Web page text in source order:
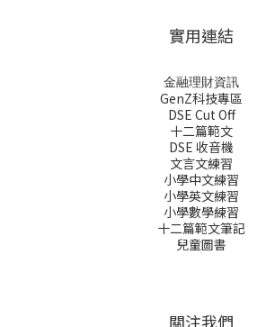
實用連結
金融理財資訊
GenZ科技專區
DSE Cut Off
十二篇範文
DSE 收音機
文言文練習
小學中文練習
小學英文練習
小學數學練習
十二篇範文筆記
兒童圖書
關注我們